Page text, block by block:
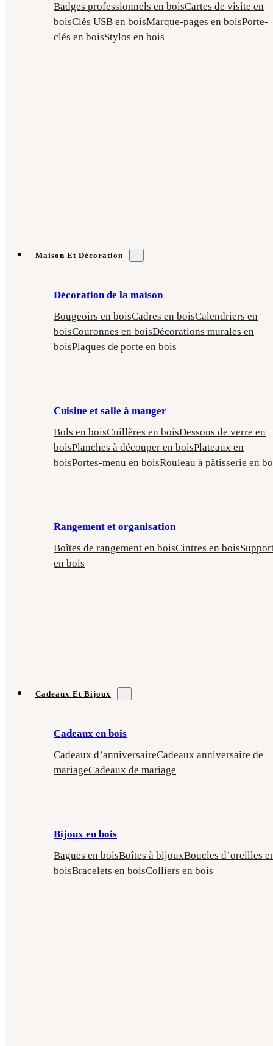
Badges professionnels en boisCartes de visite en
boisClés USB en boisMarque-pages en boisPorte-
clés en boisStylos en bois
Maison Et Décoration
Décoration de la maison
Bougeoirs en boisCadres en boisCalendriers en
boisCouronnes en boisDécorations murales en
boisPlaques de porte en bois
Cuisine et salle à manger
Bols en boisCuillères en boisDessous de verre en
boisPlanches à découper en boisPlateaux en
boisPortes-menu en boisRouleau à pâtisserie en
Rangement et organisation
Boîtes de rangement en boisCintres en bois
en bois
Cadeaux Et Bijoux
Cadeaux en bois
Cadeaux d’anniversaireCadeaux anniversaire de
mariageCadeaux de mariage
Bijoux en bois
Bagues en boisBoîtes à bijouxBoucles d’oreilles
boisBracelets en boisColliers en bois